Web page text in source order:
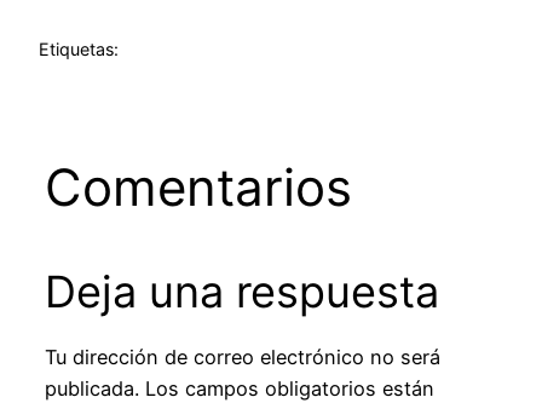
Etiquetas:
Comentarios
Deja una respuesta
Tu dirección de correo electrónico no será
publicada. Los campos obligatorios están